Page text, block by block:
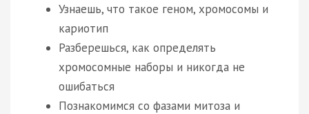
Узнаешь, что такое геном, хромосомы и
кариотип
Разберешься, как определять
хромосомные наборы и никогда не
ошибаться
Познакомимся со фазами митоза и